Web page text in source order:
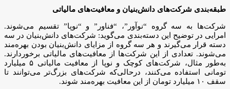
طبقه‌بندی شرکت‌های دانش‌بنیان و معافیت‌های مالیاتی
شرکت‌ها به سه گروه “نوآور”، “فناور” و “نوپا” تقسیم می‌شوند.
امرایی در توضیح این دسته‌بندی می‌گوید: شرکت‌های دانش‌بنیان در سه
دسته قرار می‌گیرند و هر سه گروه از مزایای دانش‌بنیان بودن بهره‌مند
می‌شوند. تعدادی از این شرکت‌ها از معافیت‌های مالیاتی برخوردارند.
به‌طور مثال، شرکت‌های کوچک و نوپا از معافیت مالیاتی ۵ میلیارد
تومانی استفاده می‌کنند، درحالی‌که شرکت‌های بزرگ‌تر می‌توانند تا
سقف ۱۰ میلیارد تومان از این معافیت بهره‌مند شوند.